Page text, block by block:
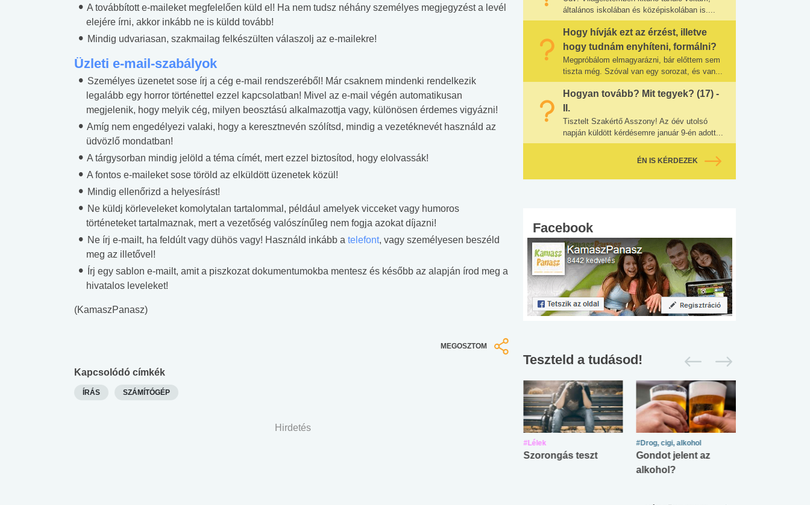
A továbbított e-maileket megfelelően küld el! Ha nem tudsz néhány személyes megjegyzést a levél
elejére írni, akkor inkább ne is küldd tovább!
Mindig udvariasan, szakmailag felkészülten válaszolj az e-mailekre!
Üzleti e-mail-szabályok
Személyes üzenetet sose írj a cég e-mail rendszeréből! Már csaknem mindenki rendelkezik
legalább egy horror történettel ezzel kapcsolatban! Mivel az e-mail végén automatikusan
megjelenik, hogy melyik cég, milyen beosztású alkalmazottja vagy, különösen érdemes vigyázni!
Amíg nem engedélyezi valaki, hogy a keresztnevén szólítsd, mindig a vezetéknevét használd az
üdvözlő mondatban!
A tárgysorban mindig jelöld a téma címét, mert ezzel biztosítod, hogy elolvassák!
A fontos e-maileket sose töröld az elküldött üzenetek közül!
Mindig ellenőrizd a helyesírást!
Ne küldj körleveleket komolytalan tartalommal, például amelyek vicceket vagy humoros
történeteket tartalmaznak, mert a vezetőség valószínűleg nem fogja azokat díjazni!
Ne írj e-mailt, ha feldúlt vagy dühös vagy! Használd inkább a telefont, vagy személyesen beszéld
meg az illetővel!
Írj egy sablon e-mailt, amit a piszkozat dokumentumokba mentesz és később az alapján írod meg a
hivatalos leveleket!
(KamaszPanasz)
MEGOSZTOM
Kapcsolódó címkék
ÍRÁS SZÁMÍTÓGÉP
Hirdetés
általános iskolában és középiskolában is....
Hogy hívják ezt az érzést, illetve
hogy tudnám enyhíteni, formálni?
Megpróbálom elmagyarázni, bár előttem sem
tiszta még. Szóval van egy sorozat, és van...
Hogyan tovább? Mit tegyek? (17) -
II.
Tisztelt Szakértő Asszony! Az óév utolsó
napján küldött kérdésemre január 9-én adott...
ÉN IS KÉRDEZEK
Facebook
Teszteld a tudásod!
#Lélek
Szorongás teszt
#Drog, cigi, alkohol
Gondot jelent az
alkohol?